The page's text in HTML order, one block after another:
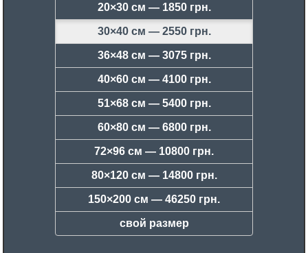
20×30 см — 1850 грн.
30×40 см — 2550 грн.
36×48 см — 3075 грн.
40×60 см — 4100 грн.
51×68 см — 5400 грн.
60×80 см — 6800 грн.
72×96 см — 10800 грн.
80×120 см — 14800 грн.
150×200 см — 46250 грн.
свой размер